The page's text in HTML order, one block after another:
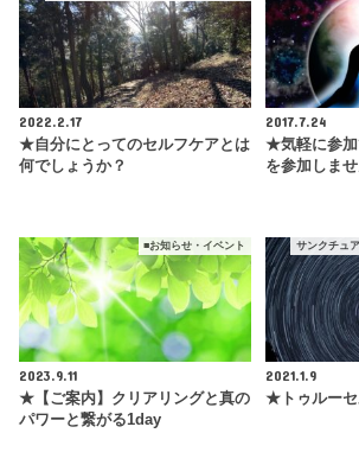
2022.2.17
★自分にとってのセルフケアとは
何でしょうか？
2017.7.24
★気軽に参加
を参加しま
■お知らせ・イベント
2023.9.11
★【ご案内】クリアリングと真の
パワーと繋がる1day
サンクチュ
2021.1.9
★トゥルーセ